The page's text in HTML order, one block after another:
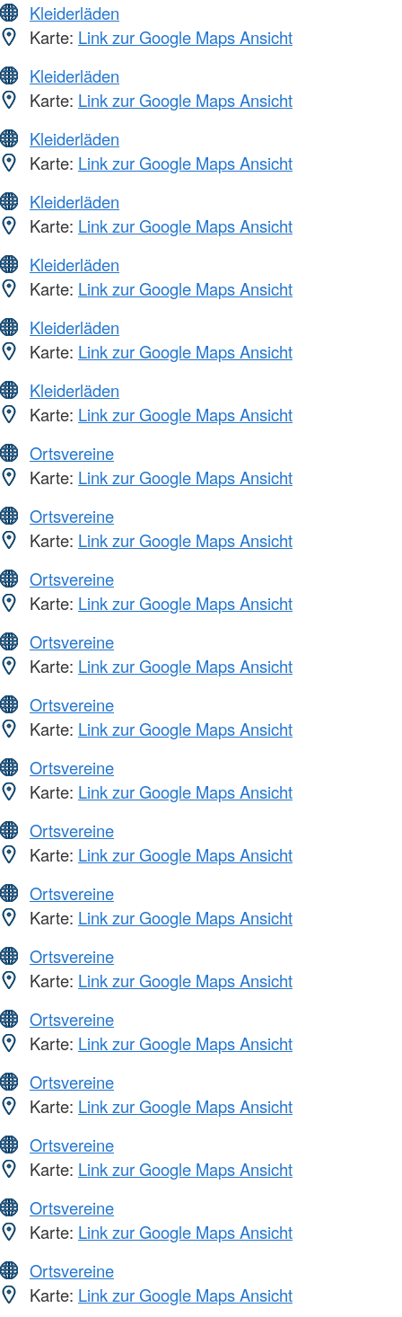
Kleiderläden
Karte: Link zur Google Maps Ansicht
Kleiderläden
Karte: Link zur Google Maps Ansicht
Kleiderläden
Karte: Link zur Google Maps Ansicht
Kleiderläden
Karte: Link zur Google Maps Ansicht
Kleiderläden
Karte: Link zur Google Maps Ansicht
Kleiderläden
Karte: Link zur Google Maps Ansicht
Kleiderläden
Karte: Link zur Google Maps Ansicht
Ortsvereine
Karte: Link zur Google Maps Ansicht
Ortsvereine
Karte: Link zur Google Maps Ansicht
Ortsvereine
Karte: Link zur Google Maps Ansicht
Ortsvereine
Karte: Link zur Google Maps Ansicht
Ortsvereine
Karte: Link zur Google Maps Ansicht
Ortsvereine
Karte: Link zur Google Maps Ansicht
Ortsvereine
Karte: Link zur Google Maps Ansicht
Ortsvereine
Karte: Link zur Google Maps Ansicht
Ortsvereine
Karte: Link zur Google Maps Ansicht
Ortsvereine
Karte: Link zur Google Maps Ansicht
Ortsvereine
Karte: Link zur Google Maps Ansicht
Ortsvereine
Karte: Link zur Google Maps Ansicht
Ortsvereine
Karte: Link zur Google Maps Ansicht
Ortsvereine
Karte: Link zur Google Maps Ansicht